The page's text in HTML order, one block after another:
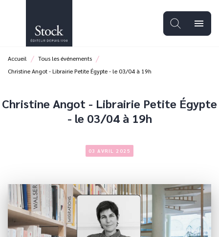
PIED DE PAGE
menu
Accueil / Tous les événements /
Christine Angot - Librairie Petite Égypte - le 03/04 à 19h
Christine Angot - Librairie Petite Égypte
- le 03/04 à 19h
03 AVRIL 2025